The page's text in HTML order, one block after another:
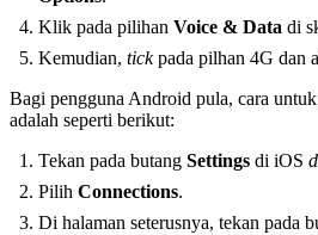
Klik pada pilihan Voice & Data di
Kemudian, tickpada pilhan 4G dan
Bagi pengguna Android pula, cara
adalah seperti berikut:
Tekan pada butang Settings di iOS
Pilih Connections.
Di halaman seterusnya, tekan pada